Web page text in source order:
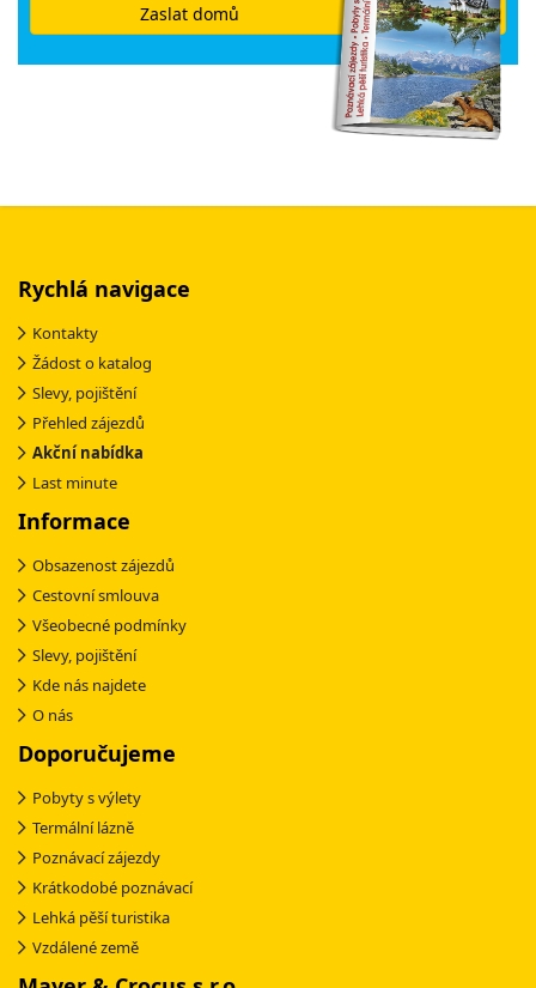
Zaslat domů
Rychlá navigace
Kontakty
Žádost o katalog
Slevy, pojištění
Přehled zájezdů
Akční nabídka
Last minute
Informace
Obsazenost zájezdů
Cestovní smlouva
Všeobecné podmínky
Slevy, pojištění
Kde nás najdete
O nás
Doporučujeme
Pobyty s výlety
Termální lázně
Poznávací zájezdy
Krátkodobé poznávací
Lehká pěší turistika
Vzdálené země